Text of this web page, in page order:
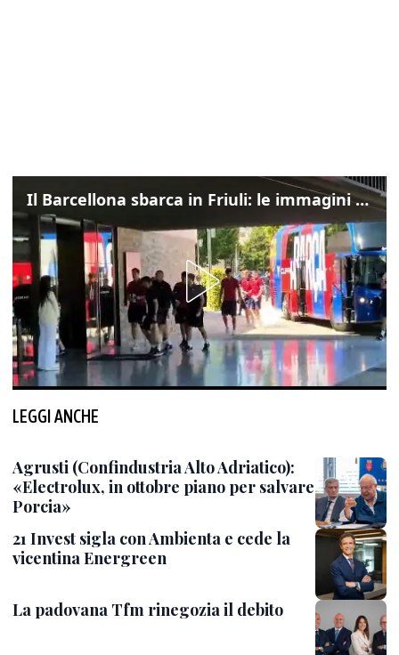
Il Barcellona sbarca in Friuli: le immagini dell'arrivo in albergo
LEGGI ANCHE
Agrusti (Confindustria Alto Adriatico):
«Electrolux, in ottobre piano per salvare
Porcia»
21 Invest sigla con Ambienta e cede la
vicentina Energreen
La padovana Tfm rinegozia il debito